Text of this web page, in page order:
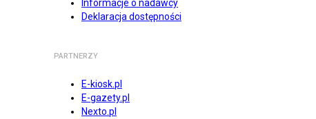
Informacje o nadawcy
Deklaracja dostępności
PARTNERZY
E-kiosk.pl
E-gazety.pl
Nexto.pl